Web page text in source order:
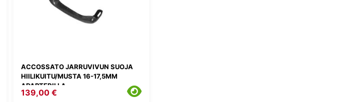
ACCOSSATO JARRUVIVUN SUOJA
HIILIKUITU/MUSTA 16-17,5MM
ADAPTERILLA
139,00 €